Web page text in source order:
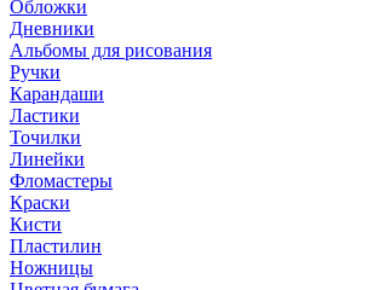
Обложки
Дневники
Альбомы для рисования
Ручки
Карандаши
Ластики
Точилки
Линейки
Фломастеры
Краски
Кисти
Пластилин
Ножницы